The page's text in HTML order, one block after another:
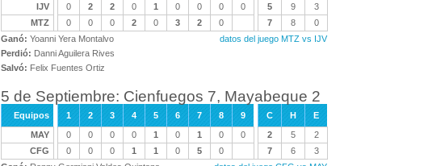
IJV
0 2 2 0 1 0 0 0 0 5 9
3
MTZ
0 0 0 2 0 3 2 0 7 8
0
datos del juego MTZ vs IJV
Ganó: Yoanni Yera Montalvo
Perdió: Danni Aguilera Rives
Salvó: Felix Fuentes Ortiz
5 de Septiembre: Cienfuegos 7, Mayabeque 2
Equipos 1 2 3 4 5 6 7 8 9 C H
E
MAY
0 0 0 0 1 0 1 0 0 2 5
2
CFG
0 0 0 1 1 0 5 0 7 6
3